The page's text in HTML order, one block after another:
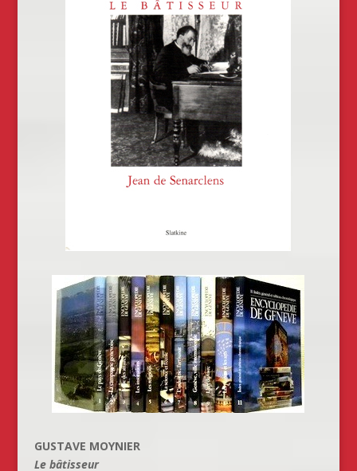
GUSTAVE MOYNIER
Le bâtisseur